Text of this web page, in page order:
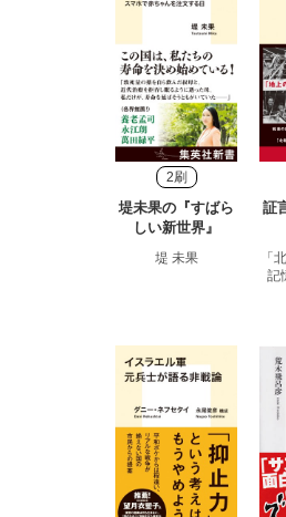
2刷
堤未果の『すばら
しい新世界』
堤 未果
証
「
記